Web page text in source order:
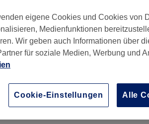
1 Std. 10 Min.Details anzeigen
eigene Cookies und Cookies von
Medienfunktionen
Wir geben auch Informationen über
für soziale Medien, Werbung und
Cookie-Einstellungen Alle